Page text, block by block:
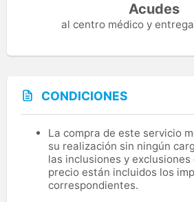
Acudes
al centro médico y
CONDICIONES
La compra de este servicio
su realización sin ningún
las inclusiones y exclusiones
precio están incluidos los
correspondientes.